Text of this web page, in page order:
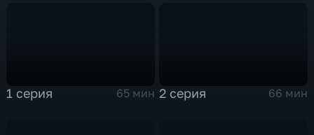
1 серия 65 мин 2 серия 66 мин